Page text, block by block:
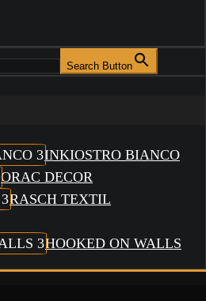
Search Button
INKIOSTRO BIANCO
ORAC DECOR
RASCH TEXTIL
HOOKED ON WALLS